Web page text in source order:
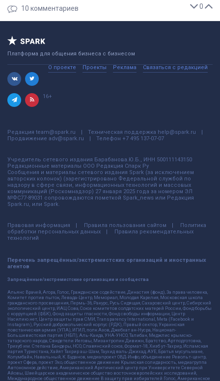
0
10 комментариев
Платформа для общения бизнеса с бизнесом
О проекте Проекты Реклама Связаться с редакцией
16+
Редакция team@spark.ru Техническая поддержка help@spark.ru
Продвижение adv@spark.ru Телефон +7 495 137-07-07
Учредитель сетевого издания Барабанова.Ю.Б., ИНН 500111143150
Редакционные материалы ООО Редакция Спарк Ру
Сообщения и материалы сетевого издания Spark (за исключением
авторских колонок) (зарегистрировано Федеральной службой по
надзору в сфере связи, информационных технологий и массовых
коммуникаций (Роскомнадзор) 27 января 2025 года за номером ЭЛ
№ФС77-89031 сопровождаются пометкой Spark_news или Редакция
Spark.ru, или Spark.
Правовая информация Правила пользования сайтом
Политика
обработки персональных данных
Правила рекомендательных
технологий
Перечень запрещённых/экстремистских организаций и иностранных
агентов
Запрещённые/экстремистские организации и сообщества
Альянс Врачей, Агора, Голос, Гражданское содействие, Династия (фонд), За права человека,
Комитет против пыток, Левада-Центр, Мемориал, Молодая Карелия, Московская школа
гражданского просвещения, Пермь-36, Ракурс, Русь Сидящая, Сахаровский центр, Сибирский
экологический центр, ИАЦ Сова, Союз комитетов солдатских матерей России, Фонд борьбы
с коррупцией (ФБК), Фонд защиты гласности, Фонд свободы информации, Центр
Насилию.нет, Центр защиты прав СМИ, Transparency International, Meta (Facebook и
Instagram), Русский добровольческий корпус (РДК), Правый сектор, Украинская
повстанческая армия (УПА), ИГИЛ, полк Азов, Джебхат ан-Нусра, Национал-
Большевистская партия (НБП), Аль-Каида, УНА-УНСО, Талибан, Меджлис крымско-
татарского народа, Свидетели Иеговы, Мизантропик Дивижн, Братство, Артподготовка,
Тризуб им. Степана Бандеры, НСО, Славянский союз, Формат-18, Хизб ут-Тахрир, Исламская
партия Туркестана, Хайят Тахрир аш-Шам, Таухид валь-Джихад, АУЕ, Братья мусульмане,
Колумбайн, Навальный, К. Буданов, медиапроект ОВД-Инфо, объединение Револьт-центр,
проект Сфера, проект Эхо, общественное движение Крымская солидарность, медиагруппа
Автономное действие, Американский Арктический центр при Университете Северной
Айовы, Швейцарское академическое общество восточноевропейских исследований,
Международное общественное движение В защиту прав избирателей Голос, Американское